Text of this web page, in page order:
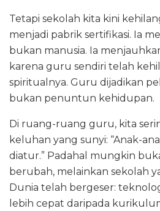
Tetapi sekolah kita kini
menjadi pabrik sertifikasi. Ia
bukan manusia. Ia
karena guru sendiri telah
spiritualnya. Guru dijadikan
bukan penuntun kehidupan.
Di ruang-ruang guru, kita
keluhan yang sunyi: “Anak-
diatur.” Padahal mungkin
berubah, melainkan sekolah
Dunia telah bergeser:
lebih cepat daripada